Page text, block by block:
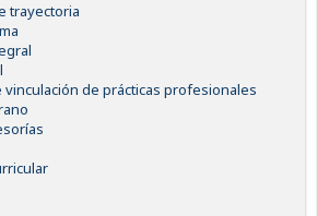
trayectoria
vinculación de prácticas profesionales